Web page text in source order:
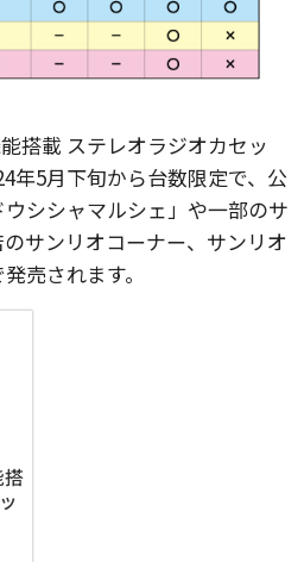
搭載 ステレオラジオカセッ
年5月下旬から台数限定で、公
シシャマルシェ」や一部のサ
サンリオコーナー、サンリオ
売されます。